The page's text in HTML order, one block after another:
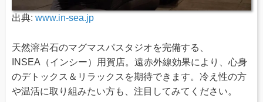
出典: www.in-sea.jp
天然溶岩石のマグマスパスタジオを完備する、
INSEA（インシー）用賀店。遠赤外線効果により、⼼⾝
のデトックス＆リラックスを期待できます。冷え性の方
や温活に取り組みたい方も、注目してみてください。